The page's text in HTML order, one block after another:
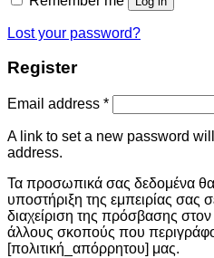
Lost your password?
Register
Email address *
A link to set a new password
address.
Τα προσωπικά σας δεδομένα θα
υποστήριξη της εμπειρίας σας
διαχείριση της πρόσβασης
άλλους σκοπούς που
[πολιτική_απόρρητου] μας.